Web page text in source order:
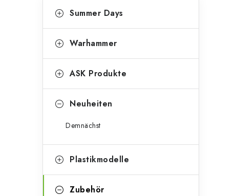
e
t
e
e
s
überspringen
a
e
o
e
Summer Days
Warhammer
ASK Produkte
Neuheiten
Demnächst
Plastikmodelle
Zubehör